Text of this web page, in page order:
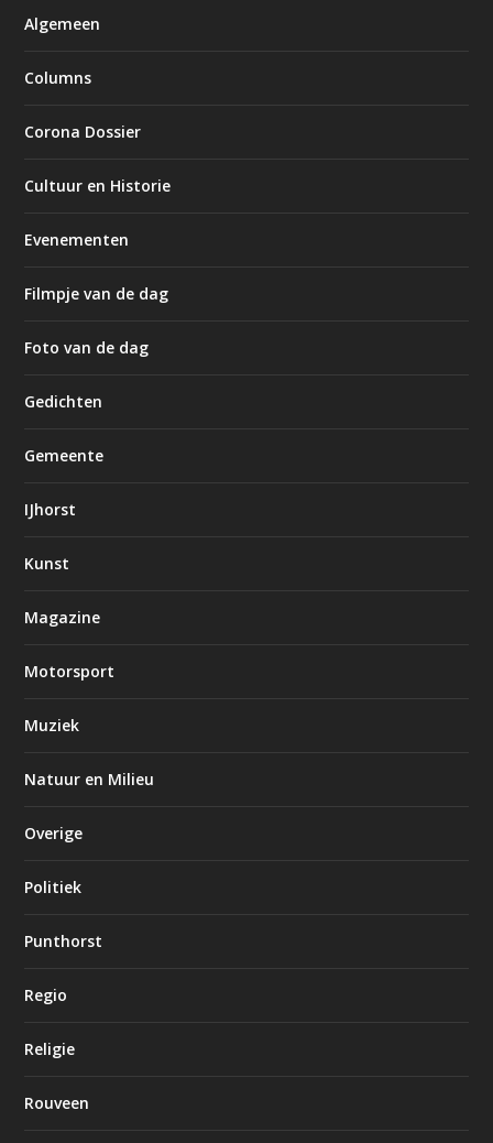
Algemeen
Columns
Corona Dossier
Cultuur en Historie
Evenementen
Filmpje van de dag
Foto van de dag
Gedichten
Gemeente
IJhorst
Kunst
Magazine
Motorsport
Muziek
Natuur en Milieu
Overige
Politiek
Punthorst
Regio
Religie
Rouveen